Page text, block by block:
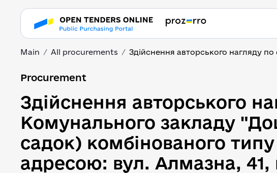
Main All procurements Здійснення авторського нагляду
Здійснення авторського
Procurement
Здійснення авторського
Комунального закладу
садок) комбінованого
адресою: вул. Алмазна, 41,